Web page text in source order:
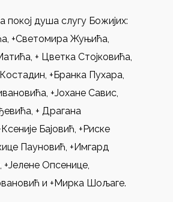
покој душа слугу Божијих:
+Светомира Жуњића,
+ Цветка Стојковића,
+Бранка Пухара,
+Јохане Савис,
+ Драгана
Бајовић, +Риске
Пауновић, +Имгард
Опсенице,
и +Мирка Шољаге.